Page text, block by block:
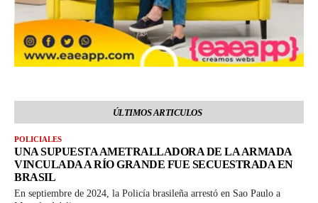
ÚLTIMOS ARTICULOS
POLICIALES
UNA SUPUESTA AMETRALLADORA DE LA ARMADA
VINCULADA A RÍO GRANDE FUE SECUESTRADA EN
BRASIL
En septiembre de 2024, la Policía brasileña arrestó en Sao Paulo a